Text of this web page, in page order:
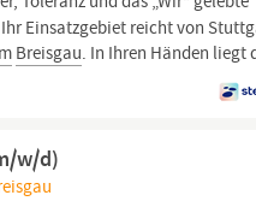
Einsatz­gebiet reicht von
Breis­gau. In Ihren Händen liegt
w/d)